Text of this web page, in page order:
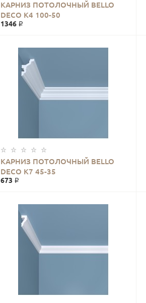
КАРНИЗ ПОТОЛОЧНЫЙ BELLO
DECO К4 100-50
1346 ₽
КАРНИЗ ПОТОЛОЧНЫЙ BELLO
DECO К7 45-35
673 ₽